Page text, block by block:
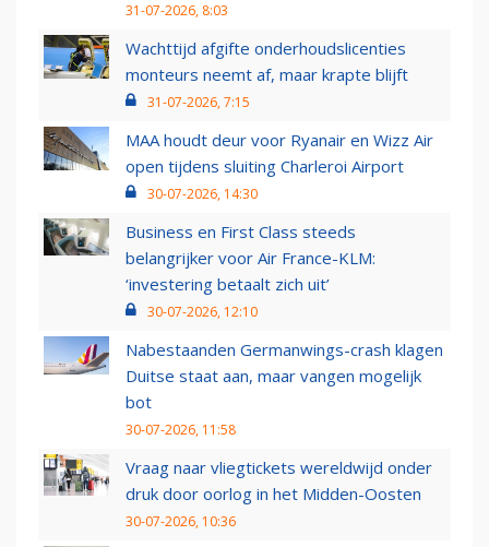
31-07-2026, 8:03
Wachttijd afgifte onderhoudslicenties
monteurs neemt af, maar krapte blijft
31-07-2026, 7:15
MAA houdt deur voor Ryanair en Wizz Air
open tijdens sluiting Charleroi Airport
30-07-2026, 14:30
Business en First Class steeds
belangrijker voor Air France-KLM:
‘investering betaalt zich uit’
30-07-2026, 12:10
Nabestaanden Germanwings-crash klagen
Duitse staat aan, maar vangen mogelijk
bot
30-07-2026, 11:58
Vraag naar vliegtickets wereldwijd onder
druk door oorlog in het Midden-Oosten
30-07-2026, 10:36